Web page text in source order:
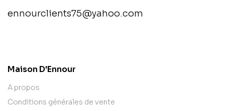
ennourclients75@yahoo.com
Maison D'Ennour
A propos
Conditions générales de vente